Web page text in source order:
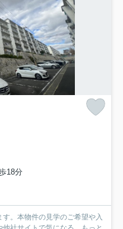
18分
。本物件の見学のご希望や入